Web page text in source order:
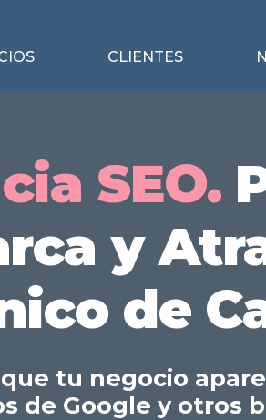
CLIENTES
SEO.
y
de
tu negocio
de Google y otros